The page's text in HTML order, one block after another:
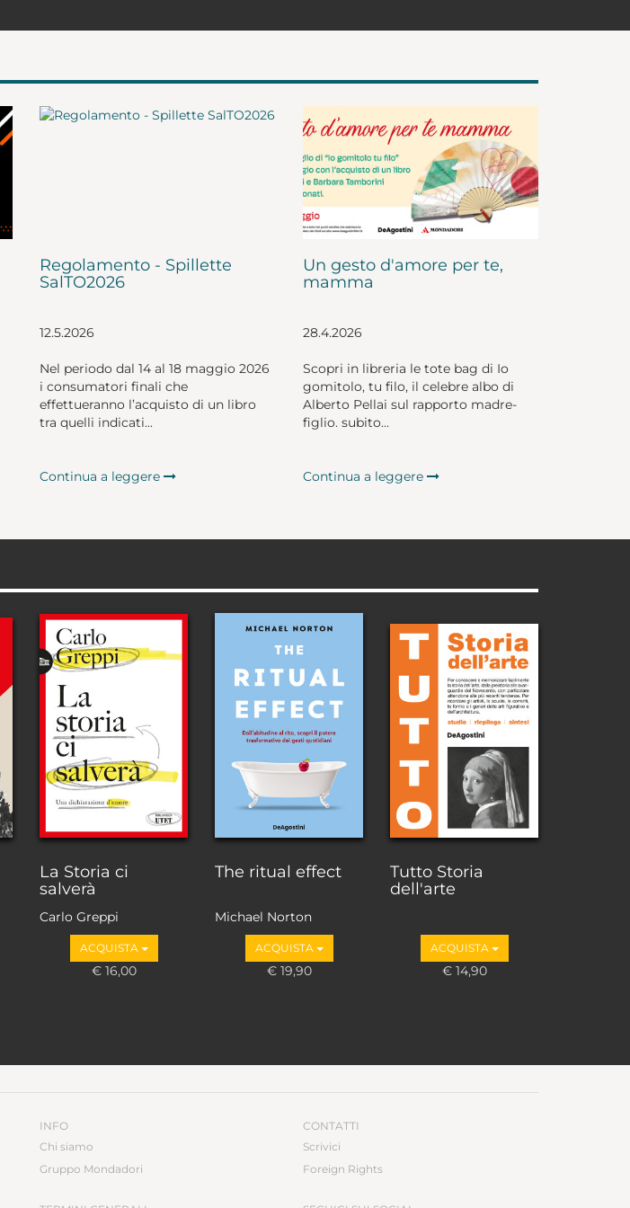
Regolamento - Spillette
SalTO2026
12.5.2026
Nel periodo dal 14 al 18 maggio 2026
i consumatori finali che
effettueranno l’acquisto di un libro
tra quelli indicati...
Continua a leggere
Un gesto d'amore per te,
mamma
28.4.2026
Scopri in libreria le tote bag di Io
gomitolo, tu filo, il celebre albo di
Alberto Pellai sul rapporto madre-
figlio. subito...
Continua a leggere
La Storia ci
salverà
Carlo Greppi
ACQUISTA
€ 16,00
The ritual effect
Michael Norton
ACQUISTA
€ 19,90
Tutto Storia
dell'arte
ACQUISTA
€ 14,90
INFO
Chi siamo
Gruppo Mondadori
CONTATTI
Scrivici
Foreign Rights